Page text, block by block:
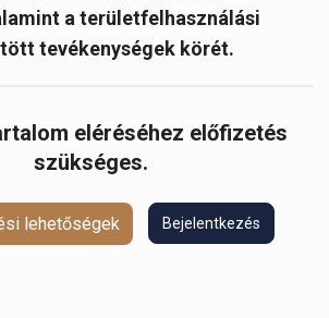
a területfelhasználási
tevékenységek körét.
eléréséhez előfizetés
szükséges.
lehetőségek Bejelentkezés